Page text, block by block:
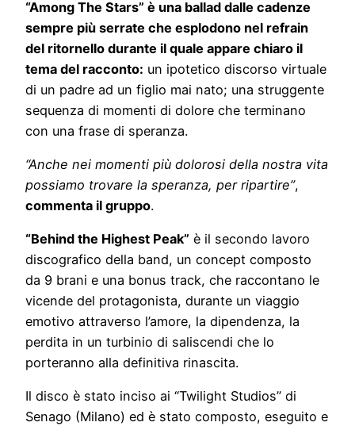
“Among The Stars” è una ballad dalle cadenze
sempre più serrate che esplodono nel refrain
del ritornello durante il quale appare chiaro il
tema del racconto: un ipotetico discorso virtuale
di un padre ad un figlio mai nato; una struggente
sequenza di momenti di dolore che terminano
con una frase di speranza.
“Anche nei momenti più dolorosi della nostra vita
possiamo trovare la speranza, per ripartire”,
commenta il gruppo.
“Behind the Highest Peak” è il secondo lavoro
discografico della band, un concept composto
da 9 brani e una bonus track, che raccontano le
vicende del protagonista, durante un viaggio
emotivo attraverso l’amore, la dipendenza, la
perdita in un turbinio di saliscendi che lo
porteranno alla definitiva rinascita.
Il disco è stato inciso ai “Twilight Studios” di
Senago (Milano) ed è stato composto, eseguito e